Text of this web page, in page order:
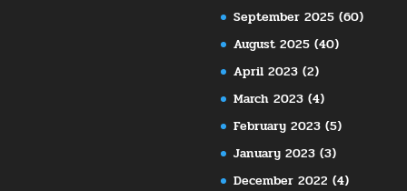
September 2025 (60)
August 2025 (40)
April 2023 (2)
March 2023 (4)
February 2023 (5)
January 2023 (3)
December 2022 (4)